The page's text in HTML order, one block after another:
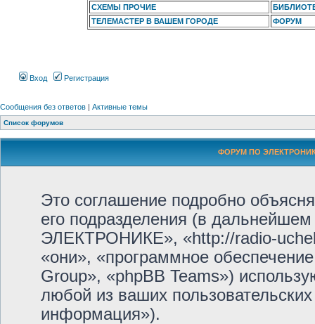
СХЕМЫ ПРОЧИЕ
ТЕЛЕМАСТЕР В ВАШЕМ ГОРОДЕ
ФОРУМ
Вход Регистрация
Сообщения без ответов | Активные темы
Список форумов
ФОРУМ ПО
Это соглашение подробно
его подразделения (в
ЭЛЕКТРОНИКЕ», «http://radio-
«они», «программное
Group», «phpBB Teams»)
любой из ваших
информация»).